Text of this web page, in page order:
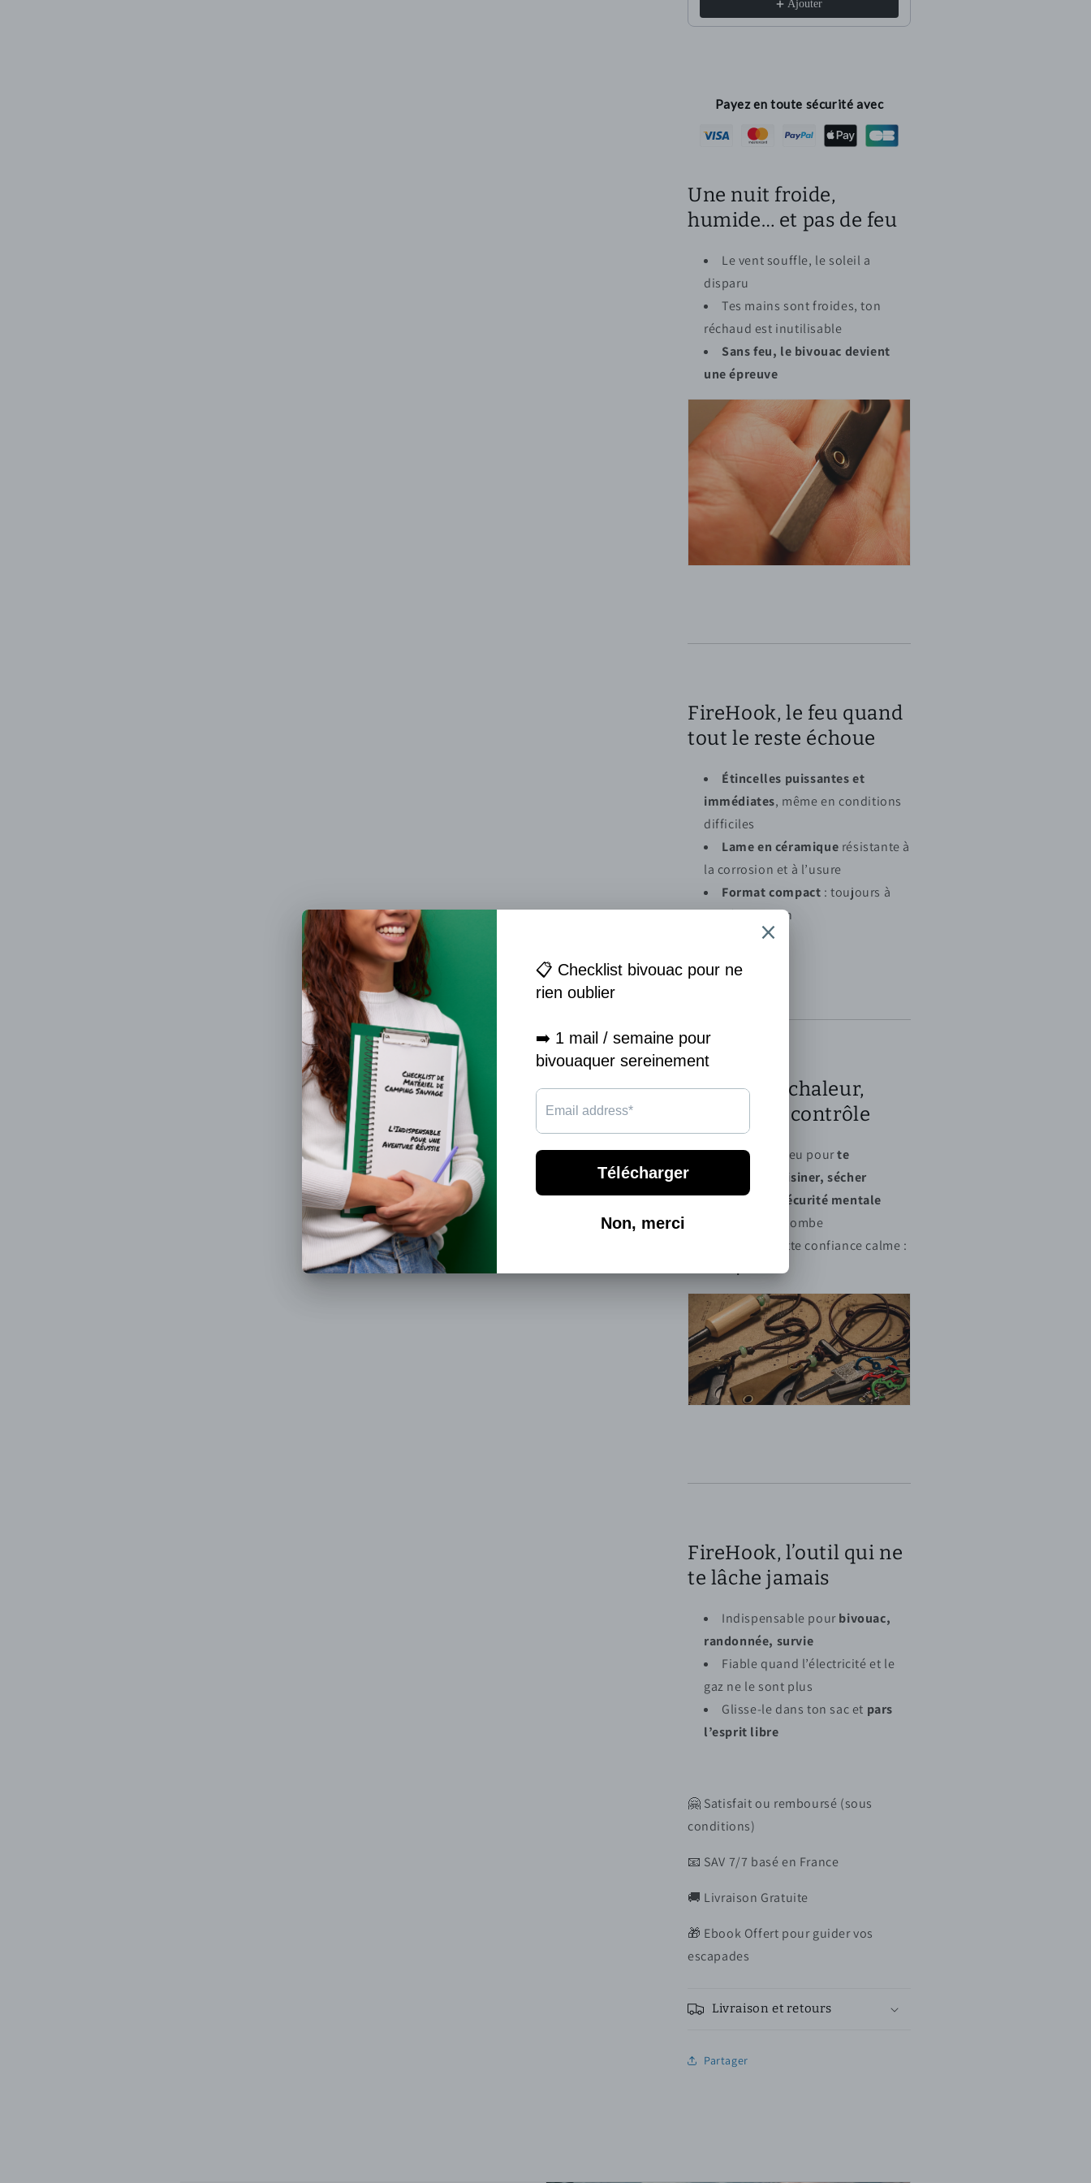
Ajouter
Payez en toute sécurité avec
Une nuit froide,
humide… et pas de feu
Le vent souffle, le soleil a
disparu
Tes mains sont froides, ton
réchaud est inutilisable
Sans feu, le bivouac devient
une épreuve
FireHook, le feu quand
tout le reste échoue
Étincelles puissantes et
immédiates, même en conditions
difficiles
Lame en céramique résistante à
la corrosion et à l’usure
Format compact : toujours à
portée de main
Retrouver chaleur,
lumière et contrôle
Allume un feu pourte
réchauffer, cuisiner, sécher
Gagne en
sécurité mentale
quand la nuit tombe
Ressens cette confiance calme :
FireHook, l’outil qui ne
te lâche jamais
Indispensable pourbivouac,
randonnée, survie
Fiable quand l’électricité et le
gaz ne le sont plus
Glisse-le dans ton sac et pars
l’esprit libre
🤗 Satisfait ou remboursé (sous
conditions)
📧 SAV 7/7 basé en France
🚚 Livraison Gratuite
🎁 Ebook Offert pour guider vos
escapades
Livraison et retours
Partager